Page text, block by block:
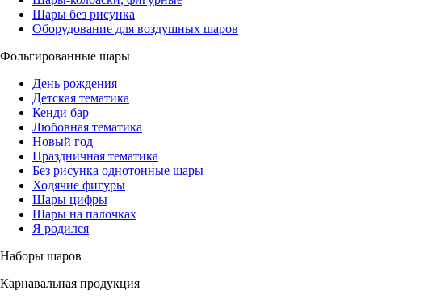
Шары без рисунка
Оборудование для воздушных шаров
Фольгированные шары
День рождения
Детская тематика
Кенди бар
Любовная тематика
Новый год
Праздничная тематика
Без рисунка однотонные шары
Ходячие фигуры
Шары цифры
Шары на палочках
Я родился
Наборы шаров
Карнавальная продукция